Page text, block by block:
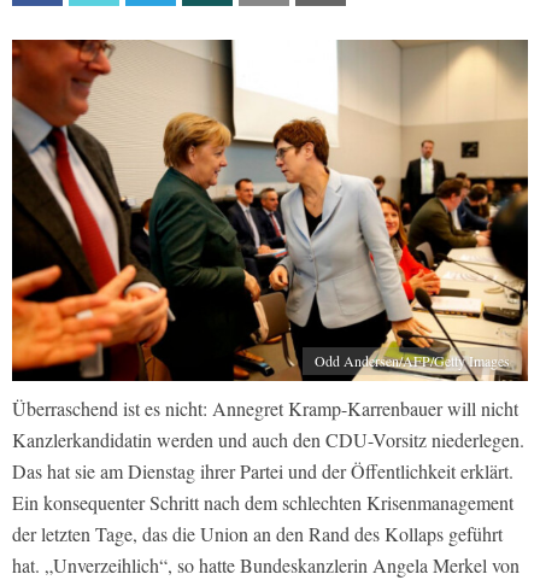
Odd Andersen/AFP/Getty Images
Überraschend ist es nicht: Annegret Kramp-Karrenbauer will nicht
Kanzlerkandidatin werden und auch den CDU-Vorsitz niederlegen.
Das hat sie am Dienstag ihrer Partei und der Öffentlichkeit erklärt.
Ein konsequenter Schritt nach dem schlechten Krisenmanagement
der letzten Tage, das die Union an den Rand des Kollaps geführt
hat. „Unverzeihlich“, so hatte Bundeskanzlerin Angela Merkel von